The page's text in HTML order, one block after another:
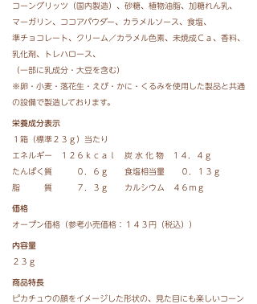
コーングリッツ（国内製造）、 砂糖、 植物油脂、 加糖れん乳、
マーガリン、
ココアパウダー、 カラメルソース、 食塩、
準チョコレート、 クリーム／カラメル色素、 未焼成Ｃａ、 香料、
乳化剤、 トレハロース、
（一部に乳成分・大豆を含む）
※卵・小麦・落花生・えび・かに・くるみを使用した製品と共通
の設備で製造しております。
栄養成分表示
１箱（標準２３ｇ）当たり
エネルギー １２６ｋｃａｌ 炭 水 化 物 １４．４ｇ
たんぱく質 ０．６ｇ 食塩相当量 ０．１３ｇ
脂 質 ７．３ｇ カルシウム ４６ｍｇ
価格
オープン価格（参考小売価格：１４３円（税込））
内容量
２３ｇ
商品特長
ピカチュウの顔をイメージした形状の、見た目にも楽しいコーン